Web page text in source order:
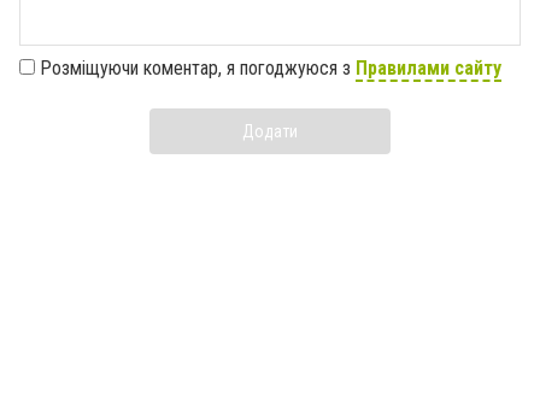
Розміщуючи коментар, я погоджуюся з Правилами сайту
Додати